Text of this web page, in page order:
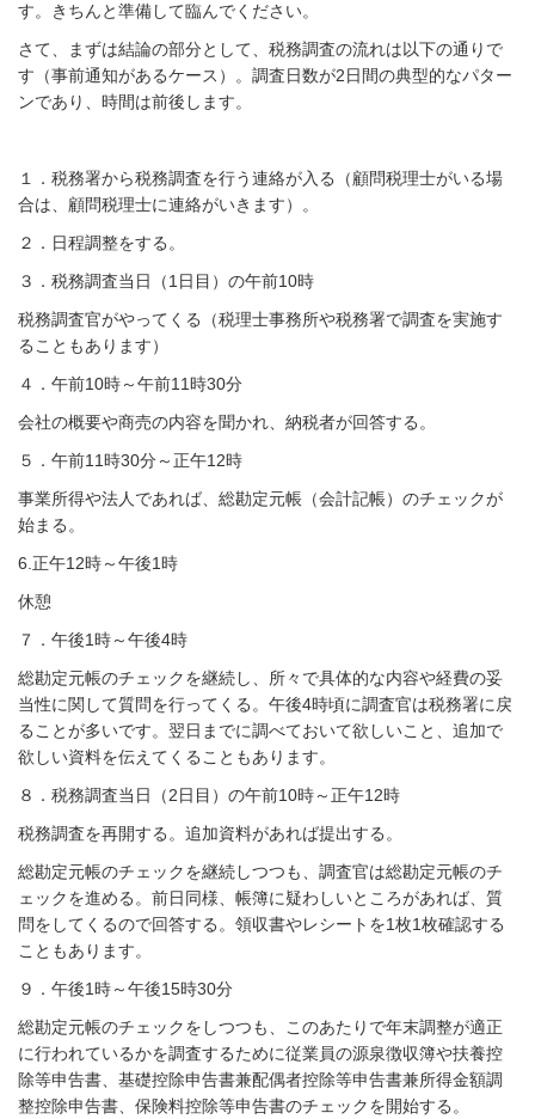
す。きちんと準備して臨んでください。
さて、まずは結論の部分として、税務調査の流れは以下の通りで
す（事前通知があるケース）。調査日数が2日間の典型的なパター
ンであり、時間は前後します。
１．税務署から税務調査を行う連絡が入る（顧問税理士がいる場
合は、顧問税理士に連絡がいきます）。
２．日程調整をする。
３．税務調査当日（1日目）の午前10時
税務調査官がやってくる（税理士事務所や税務署で調査を実施す
ることもあります）
４．午前10時～午前11時30分
会社の概要や商売の内容を聞かれ、納税者が回答する。
５．午前11時30分～正午12時
事業所得や法人であれば、総勘定元帳（会計記帳）のチェックが
始まる。
6.正午12時～午後1時
休憩
７．午後1時～午後4時
総勘定元帳のチェックを継続し、所々で具体的な内容や経費の妥
当性に関して質問を行ってくる。午後4時頃に調査官は税務署に戻
ることが多いです。翌日までに調べておいて欲しいこと、追加で
欲しい資料を伝えてくることもあります。
８．税務調査当日（2日目）の午前10時～正午12時
税務調査を再開する。追加資料があれば提出する。
総勘定元帳のチェックを継続しつつも、調査官は総勘定元帳のチ
ェックを進める。前日同様、帳簿に疑わしいところがあれば、質
問をしてくるので回答する。領収書やレシートを1枚1枚確認する
こともあります。
９．午後1時～午後15時30分
総勘定元帳のチェックをしつつも、このあたりで年末調整が適正
に行われているかを調査するために従業員の源泉徴収簿や扶養控
除等申告書、基礎控除申告書兼配偶者控除等申告書兼所得金額調
整控除申告書、保険料控除等申告書のチェックを開始する。